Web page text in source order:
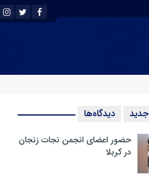
جدید دیدگاه‌ها
حضور اعضای انجمن نجات زنجان
در کربلا